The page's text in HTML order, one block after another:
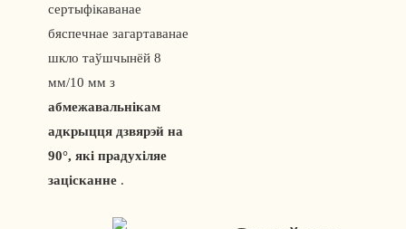
сертыфікаванае
бяспечнае загартаванае
шкло таўшчынёй 8
мм/10 мм з
абмежавальнікам
адкрыцця дзвярэй на
90°, які прадухіляе
зацісканне .